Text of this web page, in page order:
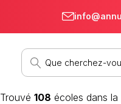
Trouvé 108 écoles dans